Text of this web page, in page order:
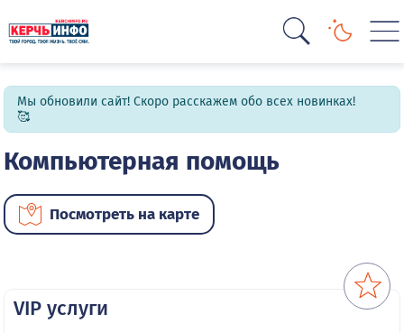
Мы обновили сайт! Скоро расскажем обо всех новинках!
🥰
Компьютерная помощь
Посмотреть на карте
VIP услуги